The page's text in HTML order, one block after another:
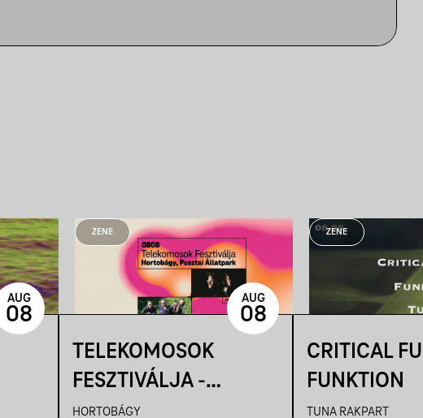
AUG
08
ZENE
TELEKOMOSOK
FESZTIVÁLJA -
HORTOBÁGYI
HORTOBÁGY
AUG
08
ZENE
CRITICAL
FUNKTION
TUNA RAKPART